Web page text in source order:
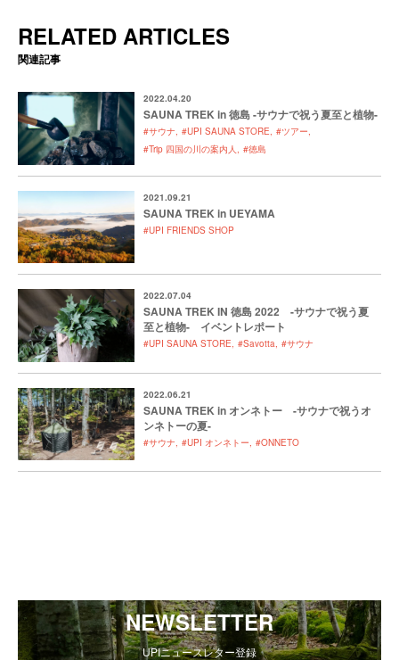
RELATED ARTICLES
関連記事
2022.04.20
SAUNA TREK in 徳島 -サウナで祝う夏至と植物-
#サウナ #UPI SAUNA STORE #ツアー
#Trip 四国の川の案内人
#徳島
2021.09.21
SAUNA TREK in UEYAMA
#UPI FRIENDS SHOP
2022.07.04
SAUNA TREK IN 徳島 2022 -サウナで祝う夏
至と植物- イベントレポート
#UPI SAUNA STORE #Savotta #サウナ
2022.06.21
SAUNA TREK in オンネトー -サウナで祝うオ
ンネトーの夏-
#サウナ #UPI オンネトー #ONNETO
NEWSLETTER
UPIニュースレター登録